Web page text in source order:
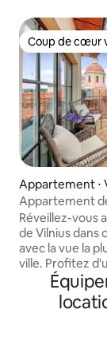
Coup de cœur
Coup de cœur
Appartement ⋅
Appartement
ville Vilnius, 111
Réveillez-vous
de Vilnius
avec la vue la
ville. Profitez
terrasse
balcon ou
L'appartement